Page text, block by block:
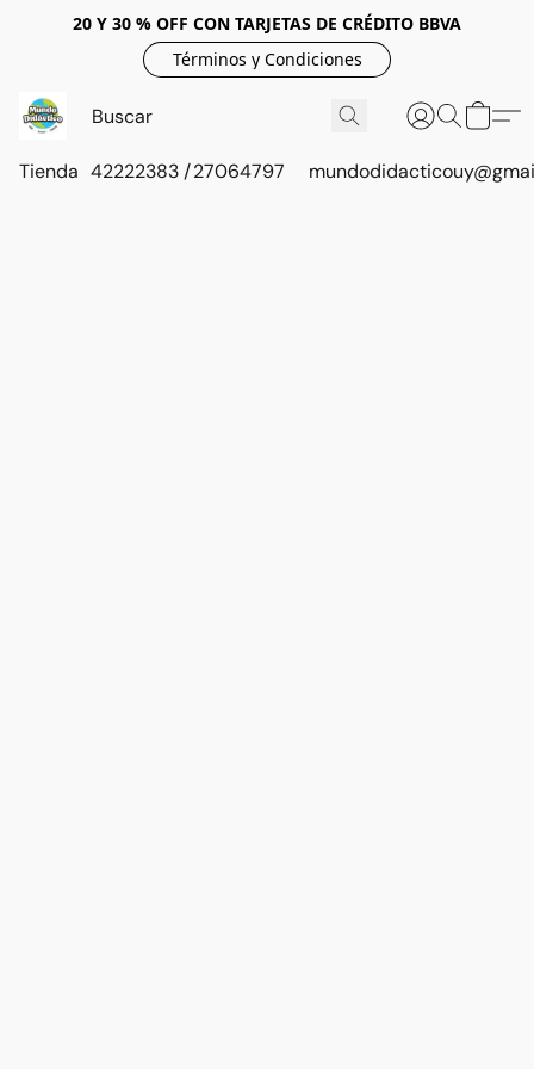
20 Y 30 % OFF CON TARJETAS DE CRÉDITO BBVA
Términos y Condiciones
Tienda 42222383 / 27064797